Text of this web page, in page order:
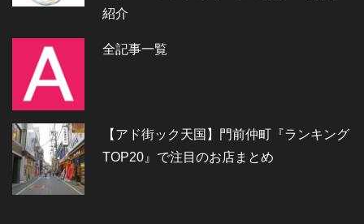
紹介
全記事一覧
【アド街ック天国】門前仲町『ランキング
TOP20』で注目のお店まとめ